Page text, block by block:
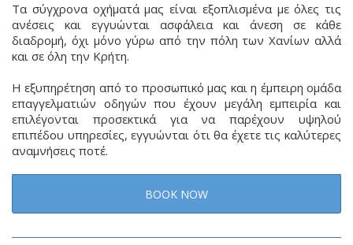
Τα σύγχρονα οχήματά μας είναι εξοπλισμένα με όλες τις
ανέσεις και εγγυώνται ασφάλεια και άνεση σε κάθε
διαδρομή, όχι μόνο γύρω από την πόλη των Χανίων αλλά
και σε όλη την Κρήτη.
Η εξυπηρέτηση από το προσωπικό μας και η έμπειρη ομάδα
επαγγελματιών οδηγών που έχουν μεγάλη εμπειρία και
επιλέγονται προσεκτικά για να παρέχουν υψηλού
επιπέδου υπηρεσίες, εγγυώνται ότι θα έχετε τις καλύτερες
αναμνήσεις ποτέ.
BOOK NOW